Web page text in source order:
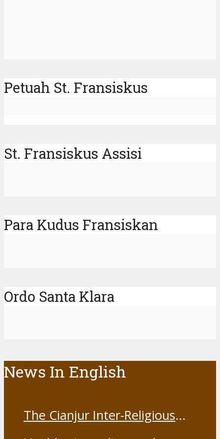
Petuah St. Fransiskus
St. Fransiskus Assisi
Para Kudus Fransiskan
Ordo Santa Klara
News In English
The Cianjur Inter-Religious